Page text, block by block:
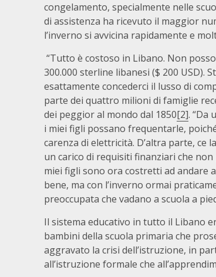
congelamento, specialmente nelle
di assistenza ha ricevuto il maggior
l’inverno si avvicina rapidamente e
“Tutto è costoso in Libano. Non
300.000 sterline libanesi ($ 200 USD).
esattamente concederci il lusso di
parte dei quattro milioni di famiglie
dei peggior al mondo dal 1850[2]. “Da
i miei figli possano frequentarle,
carenza di elettricità. D’altra parte, ce
un carico di requisiti finanziari che
miei figli sono ora costretti ad andare
bene, ma con l’inverno ormai
preoccupata che vadano a scuola a
Il sistema educativo in tutto il Libano
bambini della scuola primaria che
aggravato la crisi dell’istruzione, in
all’istruzione formale che